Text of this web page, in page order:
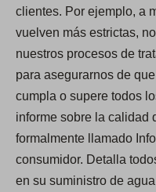
clientes. Por ejemplo, a
vuelven más estrictas,
nuestros procesos de
para asegurarnos de
cumpla o supere todos
informe sobre la calidad
formalmente llamado
consumidor. Detalla
en su suministro de